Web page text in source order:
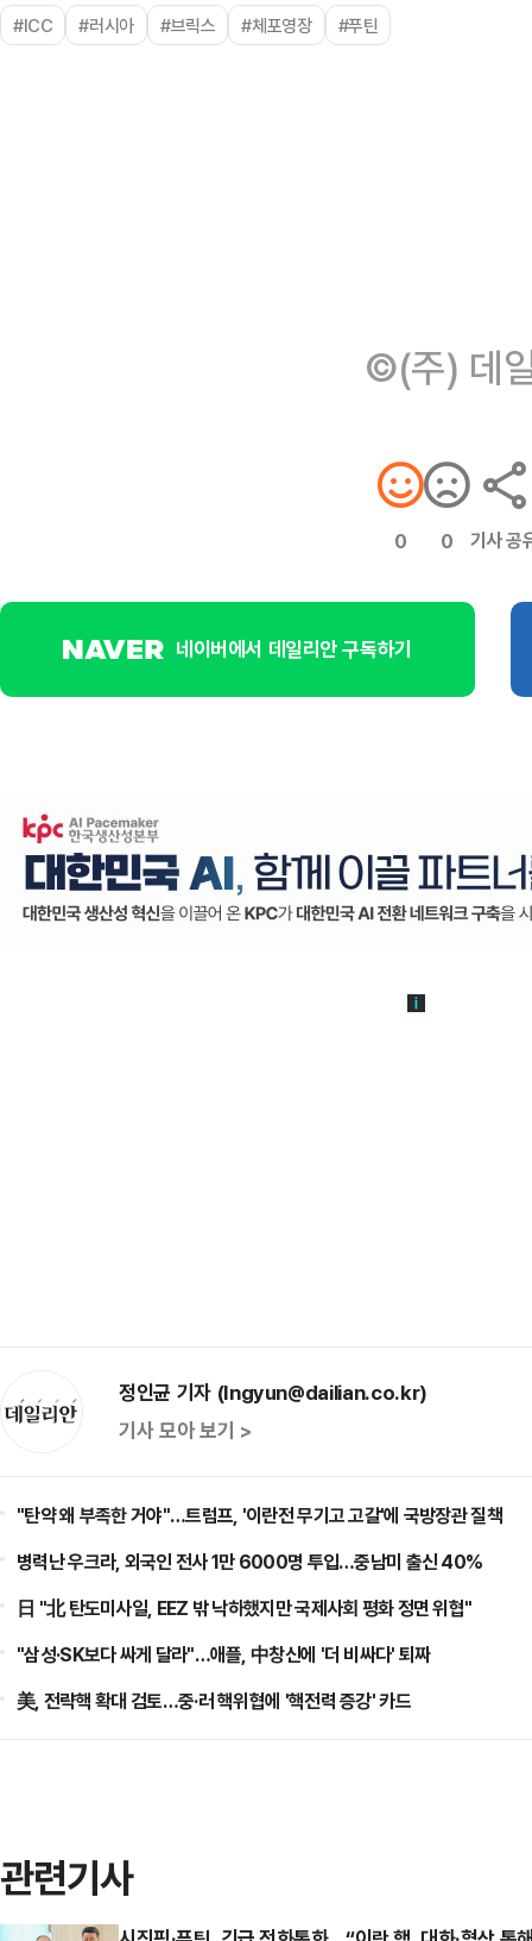
#ICC #러시아 #브릭스 #체포영장 #푸틴
©(주) 데
0 0 기사 공
네이버에서 데일리안 구독하기
정인균 기자 (Ingyun@dailian.co.kr)
기사 모아 보기 >
"탄약 왜 부족한 거야"…트럼프, '이란전 무기고 고갈'에 국방장관 질책
병력난 우크라, 외국인 전사 1만 6000명 투입…중남미 출신 40%
日 "北 탄도미사일, EEZ 밖 낙하했지만 국제사회 평화 정면 위협"
"삼성·SK보다 싸게 달라"…애플, 中창신에 '더 비싸다' 퇴짜
美, 전략핵 확대 검토…중·러 핵위협에 '핵전력 증강' 카드
관련기사